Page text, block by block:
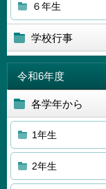
６年生
学校行事
令和6年度
各学年から
1年生
2年生